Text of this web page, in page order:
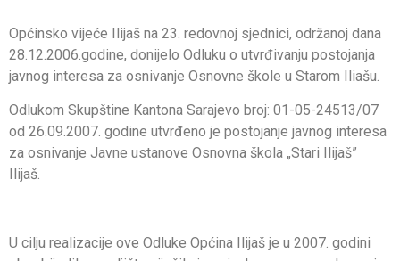
Općinsko vijeće Ilijaš na 23. redovnoj sjednici, održanoj dana
28.12.2006.godine, donijelo Odluku o utvrđivanju postojanja
javnog interesa za osnivanje Osnovne škole u Starom Iliašu.
Odlukom Skupštine Kantona Sarajevo broj: 01-05-24513/07
od 26.09.2007. godine utvrđeno je postojanje javnog interesa
za osnivanje Javne ustanove Osnovna škola „Stari Ilijaš”
Ilijaš.
U cilju realizacije ove Odluke Općina Ilijaš je u 2007. godini